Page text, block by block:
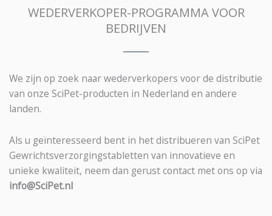
WEDERVERKOPER-PROGRAMMA VOOR
BEDRIJVEN
We zijn op zoek naar wederverkopers voor de distributie
van onze SciPet-producten in Nederland en andere
landen.
Als u geïnteresseerd bent in het distribueren van SciPet
Gewrichtsverzorgingstabletten van innovatieve en
unieke kwaliteit, neem dan gerust contact met ons op via
info@SciPet.nl